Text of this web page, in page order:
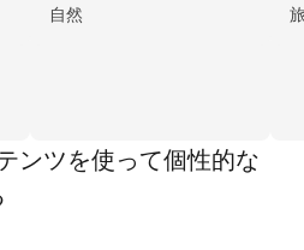
自然
ンツを使って個性的な